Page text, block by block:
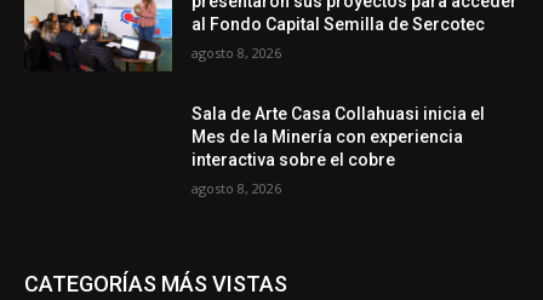
al Fondo Capital Semilla de Sercotec
agosto 8, 2026
Sala de Arte Casa Collahuasi inicia el
Mes de la Minería con experiencia
interactiva sobre el cobre
agosto 8, 2026
CATEGORÍAS MÁS VISTAS